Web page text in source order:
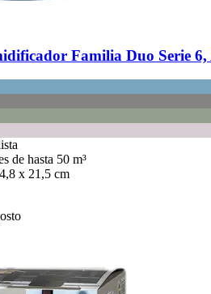
Familia Duo Serie 6,
de hasta 50 m³
x 21,5 cm